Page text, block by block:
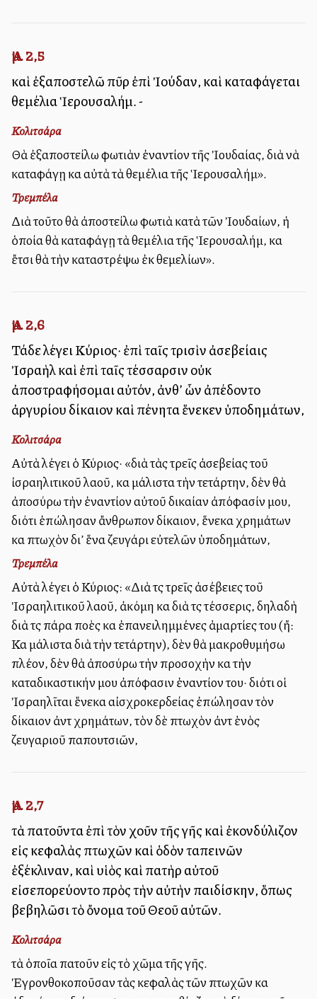
Ἀμ. 2,5
καὶ ἐξαποστελῶ πῦρ ἐπὶ Ἰούδαν, καὶ καταφάγεται
θεμέλια Ἱερουσαλήμ. -
Κολιτσάρα
Θὰ ἐξαποστείλω φωτιὰν ἐναντίον τῆς Ἰουδαίας, διὰ νὰ
καταφάγῃ καὶ αὐτὰ τὰ θεμέλια τῆς Ἱερουσαλήμ».
Τρεμπέλα
Διὰ τοῦτο θὰ ἀποστείλω φωτιὰ κατὰ τῶν Ἰουδαίων, ἡ
ὁποία θὰ καταφάγῃ τὰ θεμέλια τῆς Ἱερουσαλήμ, καὶ
ἔτσι θὰ τὴν καταστρέψω ἐκ θεμελίων».
Ἀμ. 2,6
Τάδε λέγει Κύριος· ἐπὶ ταῖς τρισὶν ἀσεβείαις
Ἰσραὴλ καὶ ἐπὶ ταῖς τέσσαρσιν οὐκ
ἀποστραφήσομαι αὐτόν, ἀνθ’ ὧν ἀπέδοντο
ἀργυρίου δίκαιον καὶ πένητα ἕνεκεν ὑποδημάτων,
Κολιτσάρα
Αὐτὰ λέγει ὁ Κύριος· «διὰ τὰς τρεῖς ἀσεβείας τοῦ
ἰσραηλιτικοῦ λαοῦ, καὶ μάλιστα τὴν τετάρτην, δὲν θὰ
ἀποσύρω τὴν ἐναντίον αὐτοῦ δικαίαν ἀπόφασίν μου,
διότι ἐπώλησαν ἄνθρωπον δίκαιον, ἕνεκα χρημάτων
καὶ πτωχὸν δι’ ἕνα ζευγάρι εὐτελῶν ὑποδημάτων,
Τρεμπέλα
Αὐτὰ λέγει ὁ Κύριος: «Διὰ τὶς τρεῖς ἀσέβειες τοῦ
Ἰσραηλιτικοῦ λαοῦ, ἀκόμη καὶ διὰ τὶς τέσσερις, δηλαδὴ
διὰ τὶς πάρα πολλὲς καὶ ἐπανειλημμένες ἁμαρτίες του (ἤ:
Καὶ μάλιστα διὰ τὴν τετάρτην), δὲν θὰ μακροθυμήσω
πλέον, δὲν θὰ ἀποσύρω τὴν προσοχὴν καὶ τὴν
καταδικαστικήν μου ἀπόφασιν ἐναντίον του· διότι οἱ
Ἰσραηλῖται ἕνεκα αἰσχροκερδείας ἐπώλησαν τὸν
δίκαιον ἀντὶ χρημάτων, τὸν δὲ πτωχὸν ἀντὶ ἑνὸς
ζευγαριοῦ παπουτσιῶν,
Ἀμ. 2,7
τὰ πατοῦντα ἐπὶ τὸν χοῦν τῆς γῆς καὶ ἐκονδύλιζον
εἰς κεφαλὰς πτωχῶν καὶ ὁδὸν ταπεινῶν
ἐξέκλιναν, καὶ υἱὸς καὶ πατὴρ αὐτοῦ
εἰσεπορεύοντο πρὸς τὴν αὐτὴν παιδίσκην, ὅπως
βεβηλῶσι τὸ ὄνομα τοῦ Θεοῦ αὐτῶν.
Κολιτσάρα
τὰ ὁποῖα πατοῦν εἰς τὸ χῶμα τῆς γῆς.
Ἐγρονθοκοποῦσαν τὰς κεφαλὰς τῶν πτωχῶν καὶ